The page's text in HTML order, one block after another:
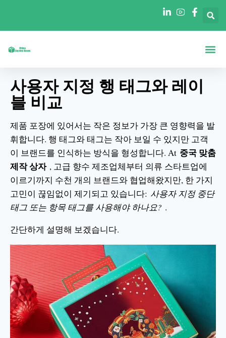
사용자 지정 행 태그와 레이
블 비교
제품 포장에 있어서는 작은 정보가 가장 큰 영향력을 발
휘합니다. 행 태그와 태그는 작아 보일 수 있지만 고객
이 브랜드를 인식하는 방식을 형성합니다. At 중국 맞춤
제작 상자 , 고급 향수 제조업체부터 의류 스타트업에
이르기까지 수천 개의 브랜드와 협업해왔지만, 한 가지
고민이 끊임없이 제기되고 있습니다: 사용자 지정 중단
태그 또는 항목 태그를 사용해야 하나요? .
간단하게 설명해 보겠습니다.